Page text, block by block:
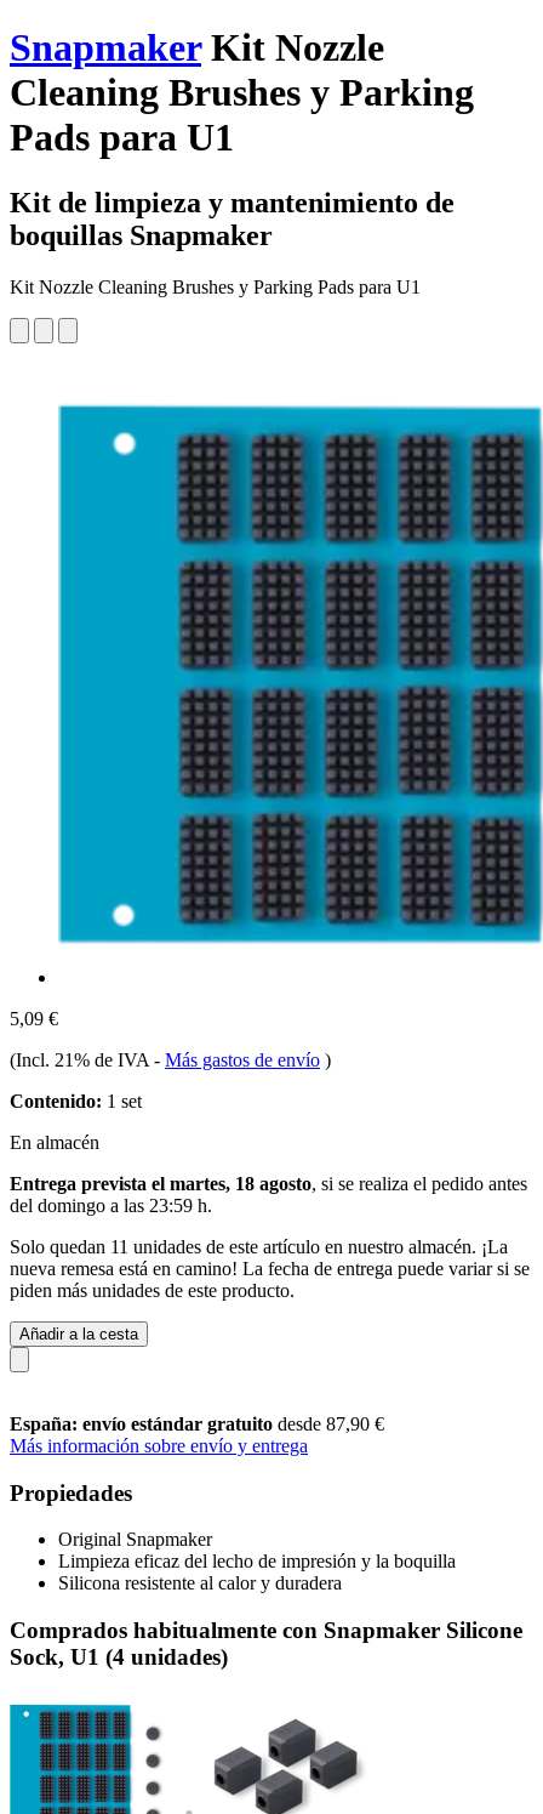
SnapmakerKit Nozzle
Cleaning Brushes y Parking
Pads para U1
Kit de limpieza y mantenimiento de
boquillas Snapmaker
Kit Nozzle Cleaning Brushes y Parking Pads para U1
5,09 €
(Incl. 21% de IVA - Más gastos de envío )
Contenido: 1 set
En almacén
Entrega prevista el martes, 18 agosto, si se realiza el pedido antes
del domingo a las 23:59 h.
Solo quedan 11 unidades de este artículo en nuestro almacén. ¡La
nueva remesa está en camino! La fecha de entrega puede variar si se
piden más unidades de este producto.
Añadir a la cesta
España: envío estándar gratuito desde 87,90 €
Más información sobre envío y entrega
Propiedades
Original Snapmaker
Limpieza eficaz del lecho de impresión y la boquilla
Silicona resistente al calor y duradera
Comprados habitualmente con Snapmaker Silicone
Sock, U1 (4 unidades)